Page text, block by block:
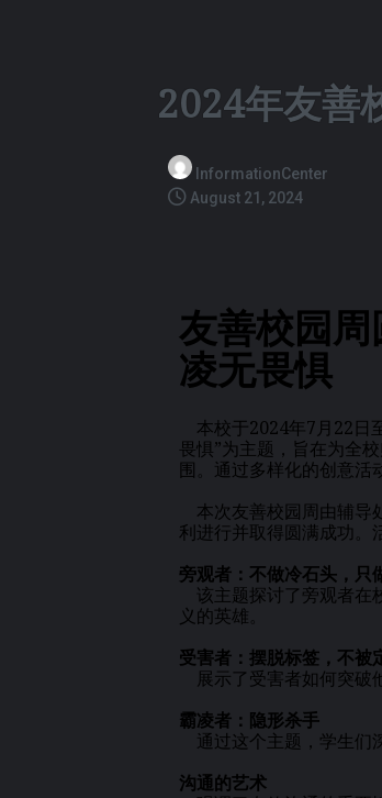
2024年友善
InformationCenter
August 21, 2024
友善校园
凌无畏惧
本校于2024年7月22日
畏惧”为主题，旨在为全
围。通过多样化的创意活
本次友善校园周由辅导
利进行并取得圆满成功。
旁观者：不做冷石头，只
该主题探讨了旁观者在
义的英雄。
受害者：摆脱标签，不被
展示了受害者如何突破
霸凌者：隐形杀手
通过这个主题，学生们
沟通的艺术